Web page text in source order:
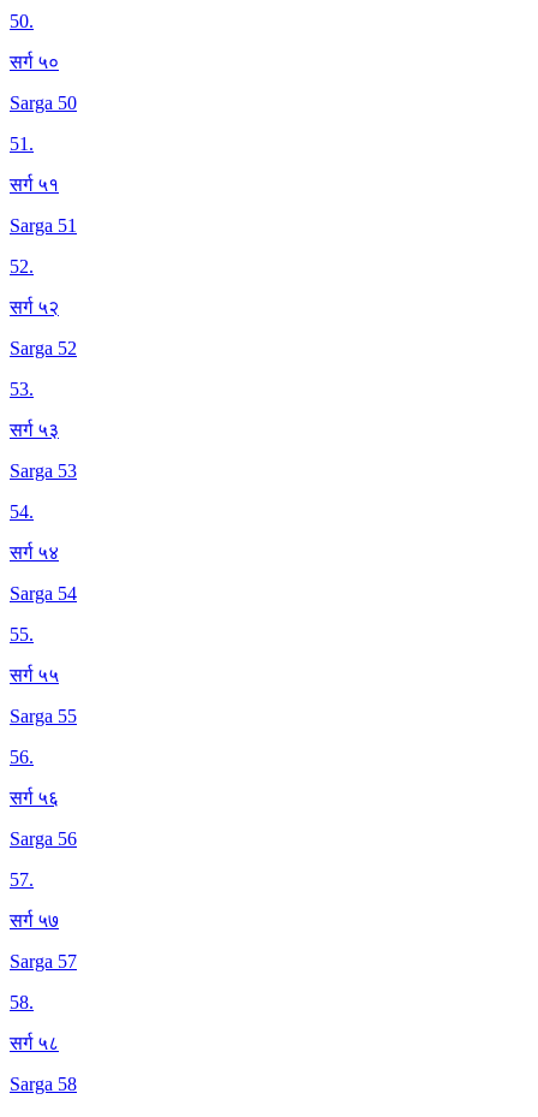
50.
सर्ग ५०
Sarga 50
51.
सर्ग ५१
Sarga 51
52.
सर्ग ५२
Sarga 52
53.
सर्ग ५३
Sarga 53
54.
सर्ग ५४
Sarga 54
55.
सर्ग ५५
Sarga 55
56.
सर्ग ५६
Sarga 56
57.
सर्ग ५७
Sarga 57
58.
सर्ग ५८
Sarga 58